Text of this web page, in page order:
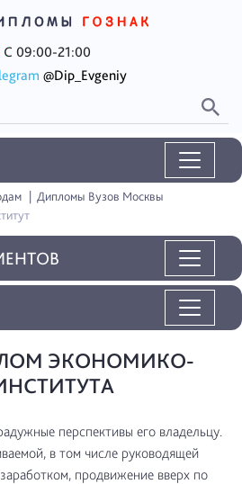
С 09:00-21:00
@Dip_Evgeniy
Дипломы Вузов Москвы
ЭКОНОМИКО-
перспективы его владельцу.
в том числе руководящей
продвижение вверх по